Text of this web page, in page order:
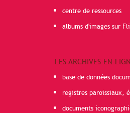
centre de ressources
albums d'images sur
LES ARCHIVES EN
base de données
registres paroissiaux,
documents